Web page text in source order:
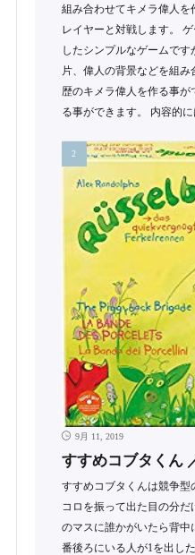
組み合わせてキメラ偉人を
レイヤーと対戦します。
したシンプルなゲームで
片、偉人の背景などを組
歴のキメラ偉人を作る事
る事ができます。 内容的
9月 11, 2019
すすめコブタくん
すすめコブタくんは競争型
コロを振って出た目の分
のマスに誰かがいたら背中
番後ろにいる人が1を出し